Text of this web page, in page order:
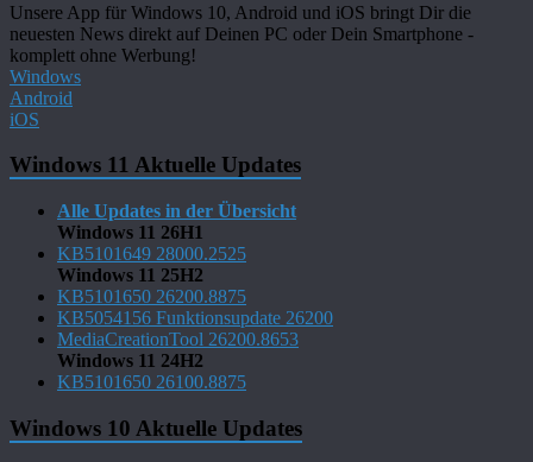
Unsere App für Windows 10, Android und iOS bringt Dir die
neuesten News direkt auf Deinen PC oder Dein Smartphone -
komplett ohne Werbung!
Windows
Android
iOS
Windows 11 Aktuelle Updates
Alle Updates in der Übersicht
Windows 11 26H1
KB5101649 28000.2525
Windows 11 25H2
KB5101650 26200.8875
KB5054156 Funktionsupdate 26200
MediaCreationTool 26200.8653
Windows 11 24H2
KB5101650 26100.8875
Windows 10 Aktuelle Updates